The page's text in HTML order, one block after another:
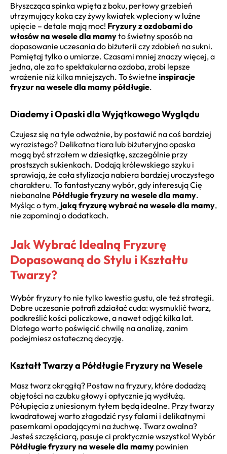
Błyszcząca spinka wpięta z boku, perłowy grzebień
utrzymujący koka czy żywy kwiatek wpleciony w luźne
upięcie – detale mają moc! Fryzury z ozdobami do
włosów na wesele dla mamyto świetny sposób na
dopasowanie uczesania do biżuterii czy zdobień na sukni.
Pamiętaj tylko o umiarze. Czasami mniej znaczy więcej, a
jedna, ale za to spektakularna ozdoba, zrobi lepsze
wrażenie niż kilka mniejszych. To świetne inspiracje
fryzur na wesele dla mamy półdługie.
Diademy i Opaski dla Wyjątkowego Wyglądu
Czujesz się na tyle odważnie, by postawić na coś bardziej
wyrazistego? Delikatna tiara lub biżuteryjna opaska
mogą być strzałem w dziesiątkę, szczególnie przy
prostszych sukienkach. Dodają królewskiego szyku i
sprawiają, że cała stylizacja nabiera bardziej uroczystego
charakteru. To fantastyczny wybór, gdy interesują Cię
niebanalne Półdługie fryzury na wesele dla mamy.
Myśląc o tym, jaką fryzurę wybrać na wesele dla mamy,
nie zapominaj o dodatkach.
Jak Wybrać Idealną Fryzurę
Dopasowaną do Stylu i Kształtu
Twarzy?
Wybór fryzury to nie tylko kwestia gustu, ale też strategii.
Dobre uczesanie potrafi zdziałać cuda: wysmuklić twarz,
podkreślić kości policzkowe, a nawet odjąć kilka lat.
Dlatego warto poświęcić chwilę na analizę, zanim
podejmiesz ostateczną decyzję.
Kształt Twarzy a Półdługie Fryzury na Wesele
Masz twarz okrągłą? Postaw na fryzury, które dodadzą
objętości na czubku głowy i optycznie ją wydłużą.
Półupięcia z uniesionym tyłem będą idealne. Przy twarzy
kwadratowej warto złagodzić rysy falami i delikatnymi
pasemkami opadającymi na żuchwę. Twarz owalna?
Jesteś szczęściarą, pasuje ci praktycznie wszystko! Wybór
Półdługie fryzury na wesele dla mamy powinien